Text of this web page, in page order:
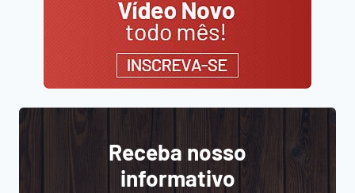
Receba nosso
informativo